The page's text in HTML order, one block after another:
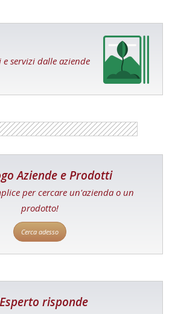
servizi dalle aziende
Aziende e Prodotti
per cercare un'azienda o un
prodotto!
Cerca adesso
risponde